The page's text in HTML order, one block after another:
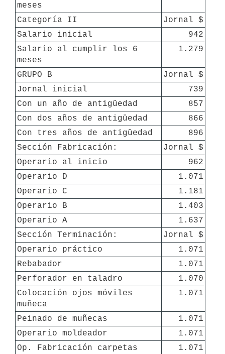
meses
Categoría II
Jornal $
Salario inicial
942
Salario al cumplir los 6
meses
1.279
GRUPO B
Jornal $
Jornal inicial
739
Con un año de antigüedad
857
Con dos años de antigüedad
866
Con tres años de antigüedad
896
Sección Fabricación:
Jornal $
Operario al inicio
962
Operario D
1.071
Operario C
1.181
Operario B
1.403
Operario A
1.637
Sección Terminación:
Jornal $
Operario práctico
1.071
Rebabador
1.071
Perforador en taladro
1.070
Colocación ojos móviles
muñeca
1.071
Peinado de muñecas
1.071
Operario moldeador
1.071
Op. Fabricación carpetas
1.071